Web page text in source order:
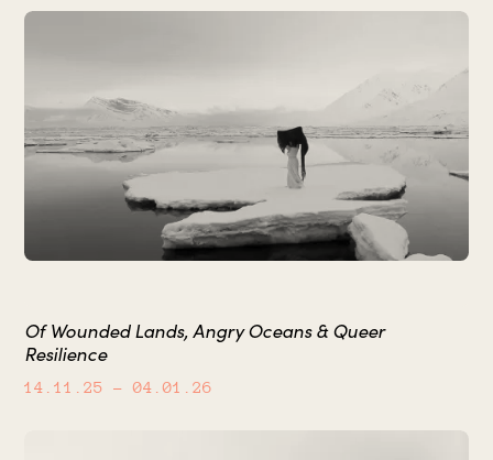
Of Wounded Lands, Angry Oceans & Queer
Resilience
14.11.25 – 04.01.26